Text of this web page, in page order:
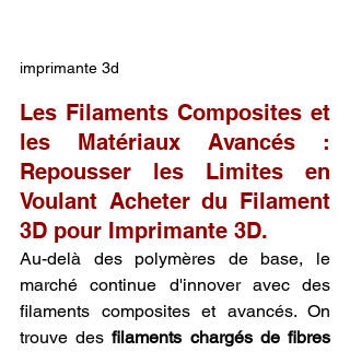
imprimante 3d
Les Filaments Composites et
les Matériaux Avancés :
Repousser les Limites en
Voulant Acheter du Filament
3D pour Imprimante 3D.
Au-delà des polymères de base, le
marché continue d'innover avec des
filaments composites et avancés. On
trouve des filaments chargés de fibres